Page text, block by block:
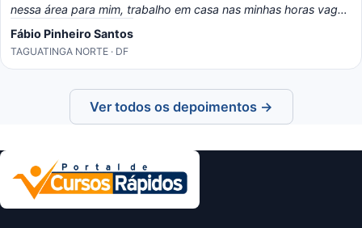
nessa área para mim, trabalho em casa nas minhas horas vagas
e o material é bem eladorado, separado por temas e matérias,
recomendo o portal, é instrutivo e traz conhecimento certo!
Fábio Pinheiro Santos
TAGUATINGA NORTE · DF
Ver todos os depoimentos →